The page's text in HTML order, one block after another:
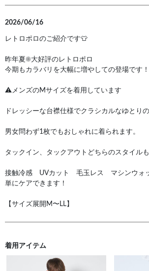
2026/06/16
レトロポロのご紹介です👕
昨年夏☀️大好評のレトロポロ
今期もカラバリを大幅に増やしての登場です！
⚠︎メンズのMサイズを着用しています
ドレッシーな台襟仕様でクラシカルなゆとり
男女問わず1枚でもおしゃれに着られます。
タックイン、タックアウトどちらのスタイルも
接触冷感 UVカット 毛玉レス マシンウォ
単にケアできます！
【サイズ展開M〜LL】
着用アイテム